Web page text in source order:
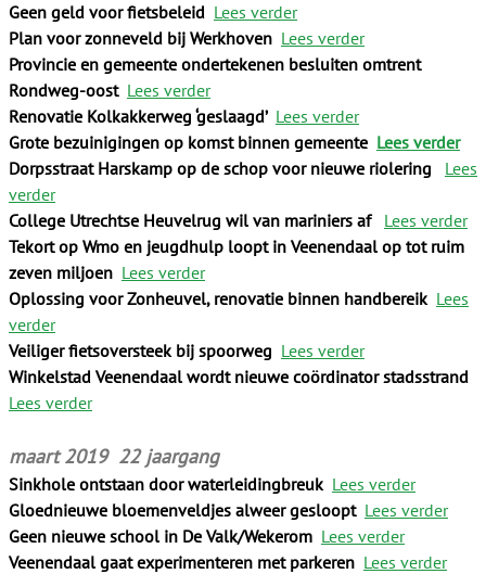
Geen geld voor fietsbeleid Lees verder
Plan voor zonneveld bij Werkhoven Lees verder
Provincie en gemeente ondertekenen besluiten omtrent
Rondweg-oost Lees verder
Renovatie Kolkakkerweg ‘geslaagd’ Lees verder
Grote bezuinigingen op komst binnen gemeente Lees verder
Dorpsstraat Harskamp op de schop voor nieuwe riolering
Lees
verder
College Utrechtse Heuvelrug wil van mariniers af Lees verder
Tekort op Wmo en jeugdhulp loopt in Veenendaal op tot ruim
zeven miljoen Lees verder
Oplossing voor Zonheuvel, renovatie binnen handbereik Lees
verder
Veiliger fietsoversteek bij spoorweg Lees verder
Winkelstad Veenendaal wordt nieuwe coördinator stadsstrand
Lees verder
maart 2019 22 jaargang
Sinkhole ontstaan door waterleidingbreuk Lees verder
Gloednieuwe bloemenveldjes alweer gesloopt Lees verder
Geen nieuwe school in De Valk/Wekerom Lees verder
Veenendaal gaat experimenteren met parkeren Lees verder